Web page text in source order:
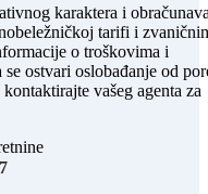
karaktera i
tarifi i
o troškovima i
ostvari oslobađanje od
vašeg agenta za